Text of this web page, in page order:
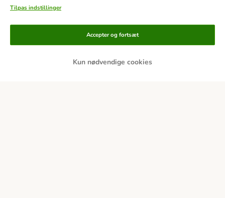
Tilpas indstillinger
Kun nødvendige cookies
Accepter og fortsæt